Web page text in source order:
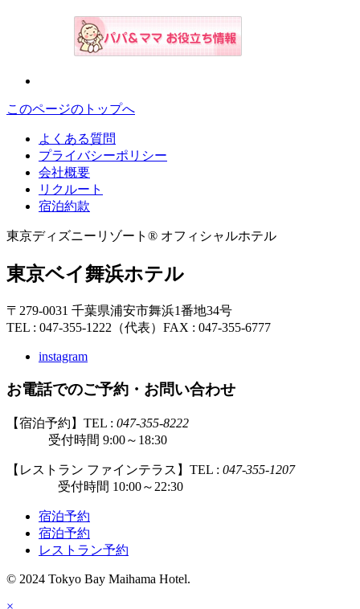
このページのトップへ
よくある質問
プライバシーポリシー
会社概要
リクルート
宿泊約款
東京ディズニーリゾート® オフィシャルホテル
東京ベイ舞浜ホテル
〒279-0031 千葉県浦安市舞浜1番地34号
TEL : 047-355-1222（代表） FAX : 047-355-6777
instagram
お電話でのご予約・お問い合わせ
【宿泊予約】TEL : 047-355-8222
受付時間 9:00～18:30
【レストラン ファインテラス】TEL : 047-355-1207
受付時間 10:00～22:30
宿泊予約
宿泊予約
レストラン予約
© 2024 Tokyo Bay Maihama Hotel.
×